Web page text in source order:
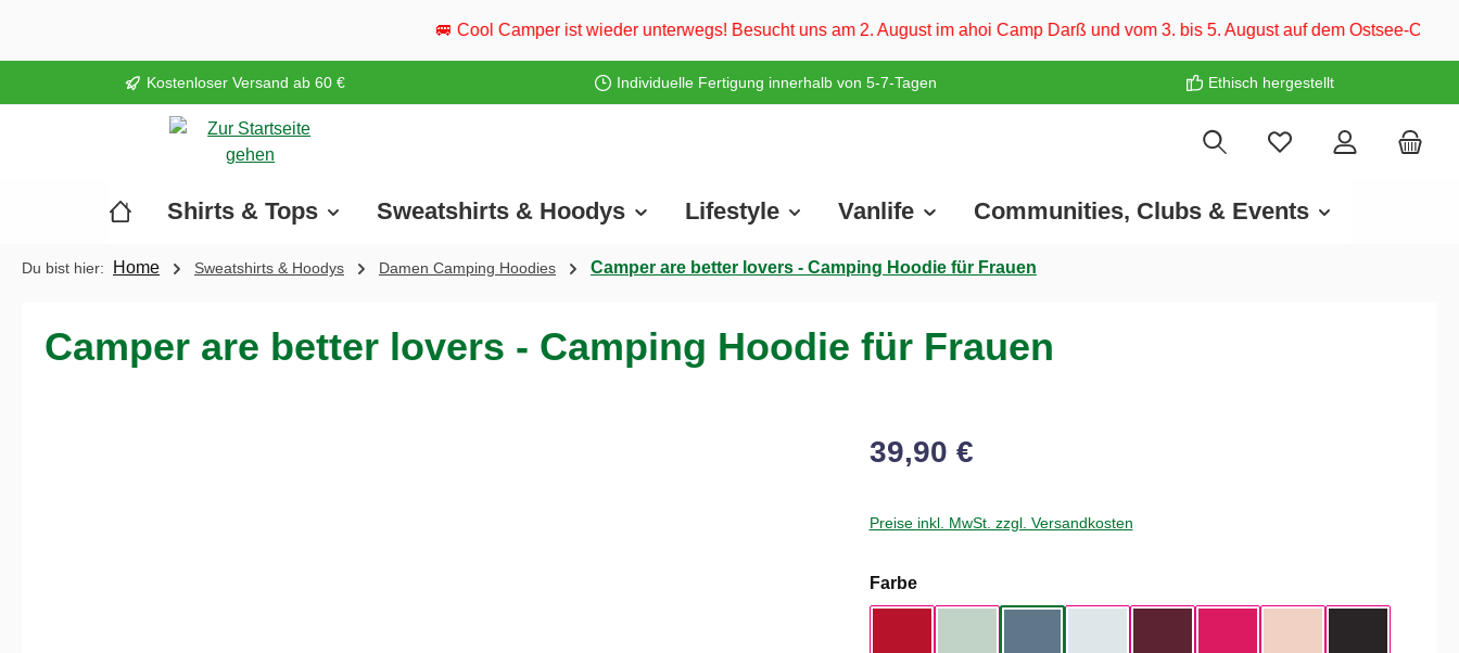
🚐 Cool Camper ist wieder unterwegs! Besucht uns am 2. August im ahoi Camp Darß und vom 3. bis 5. August auf dem Ostsee-Campingplatz Familie
Kostenloser Versand ab 60 € Individuelle Fertigung innerhalb von 5-7-Tagen Ethisch hergestellt
Shirts & Tops Sweatshirts & Hoodys Lifestyle Vanlife Communities, Clubs & Events
Du bist hier: Home Sweatshirts & Hoodys Damen Camping Hoodies Camper are better lovers - Camping Hoodie für Frauen
Camper are better lovers - Camping Hoodie für Frauen
39,90 €
Preise inkl. MwSt. zzgl. Versandkosten
Farbeauswählen